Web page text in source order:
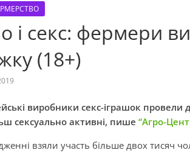
і секс: фермери
(18+)
виробники секс-іграшок провели
сексуально активні, пише “Агро-
взяли участь більше двох тисяч